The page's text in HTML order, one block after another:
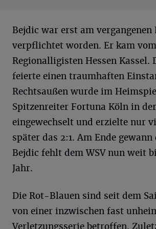
Bejdic war erst am vergangenen
verpflichtet worden. Er kam
Regionalligisten Hessen Kassel.
feierte einen traumhaften
Rechtsaußen wurde im
Spitzenreiter Fortuna Köln in
eingewechselt und erzielte nur
später das 2:1. Am Ende gewann
Bejdic fehlt dem WSV nun weit
Jahr.
Die Rot-Blauen sind seit dem
von einer inzwischen fast
Verletzungsserie betroffen.